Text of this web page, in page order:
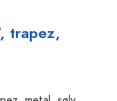
trapez,